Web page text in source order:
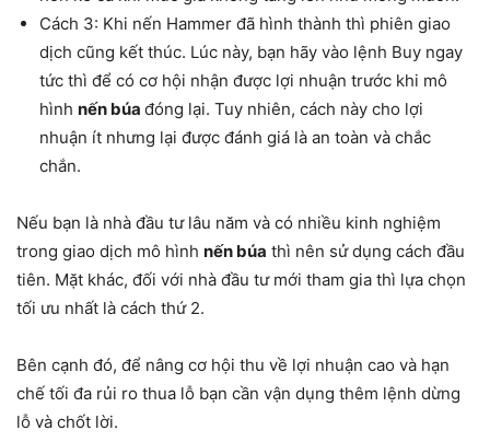
Cách 3: Khi nến Hammer đã hình thành thì phiên giao
dịch cũng kết thúc. Lúc này, bạn hãy vào lệnh Buy ngay
tức thì để có cơ hội nhận được lợi nhuận trước khi mô
hình nến búa đóng lại. Tuy nhiên, cách này cho lợi
nhuận ít nhưng lại được đánh giá là an toàn và chắc
chắn.
Nếu bạn là nhà đầu tư lâu năm và có nhiều kinh nghiệm
trong giao dịch mô hình nến búa thì nên sử dụng cách đầu
tiên. Mặt khác, đối với nhà đầu tư mới tham gia thì lựa chọn
tối ưu nhất là cách thứ 2.
Bên cạnh đó, để nâng cơ hội thu về lợi nhuận cao và hạn
chế tối đa rủi ro thua lỗ bạn cần vận dụng thêm lệnh dừng
lỗ và chốt lời.